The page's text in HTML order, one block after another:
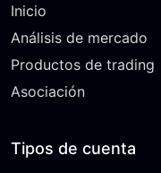
Inicio
Análisis de mercado
Productos de trading
Asociación
Tipos de cuenta